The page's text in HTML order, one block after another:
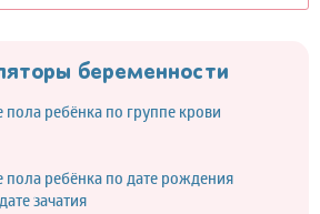
беременности
ребёнка по группе крови
ребёнка по дате рождения
зачатия